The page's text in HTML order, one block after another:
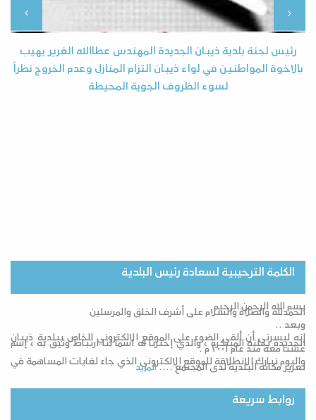
رئيس لجنة بلدية ذيبان الجديدة المهندس عطاالله الغرير يهيب
بالاخوة المواطنين في لواء ذيبان التزام المنازل وعدم الخروج نظراً
لسوء الظروف الجوية المحيطة
الكلمة الترحيبية لسعادة رئيس البلدية
بسم الله الرحمن الرحيم
الحمدلله والصلاة والسلام على أشرف الخلق والمرسلين
وبعد ..
إنه ليسرني أن ألقي الضوء على الموقع الالكتروني الخاص ببلدية ذيبان
الجديدة بحلته المبتكرة ، والذي إخترنا له اسماً لنا ارتباط وثيق به ، إسم
عشنا معه منذ عام ٢٠٠١ م .
واليوم نبارك الانطلاقة للموقع الالكتروني الذي جاء لغايات المساهمة في
تعزيز مكانة البلدية لدى المجتمع ....المزيد
روابط سريعة